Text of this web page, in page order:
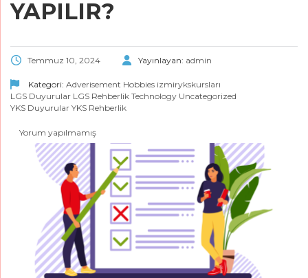
YAPILIR?
Temmuz 10, 2024 Yayınlayan: admin
Kategori: Adverisement Hobbies izmirykskursları
LGS Duyurular LGS Rehberlik Technology Uncategorized
YKS Duyurular YKS Rehberlik
Yorum yapılmamış